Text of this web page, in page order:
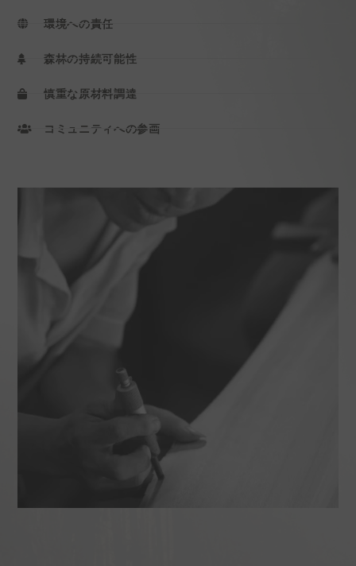
環境への責任
森林の持続可能性
慎重な原材料調達
コミュニティへの参画